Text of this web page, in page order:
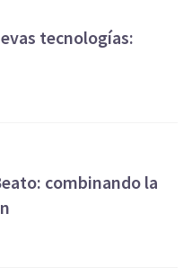
tecnologías:
combinando la